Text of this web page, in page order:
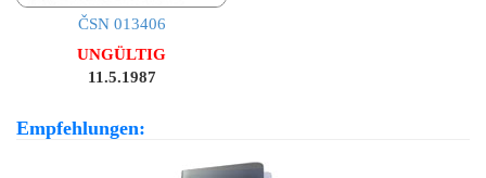
ČSN 013406
UNGÜLTIG
11.5.1987
Empfehlungen: